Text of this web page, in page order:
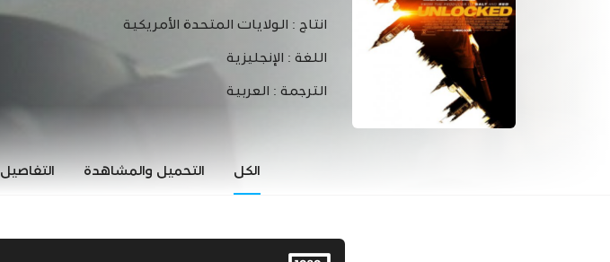
انتاج : الولايات المتحدة الأمريكية
اللغة : الإنجليزية
الترجمة : العربية
الكل التحميل والمشاهدة التفاصيل